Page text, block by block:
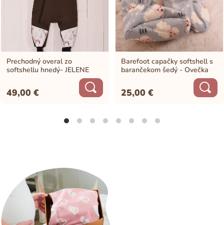
Prechodný overal zo
softshellu hnedý- JELENE
49,00€
Barefoot capačky softshell s
barančekom šedý - Ovečka
25,00€